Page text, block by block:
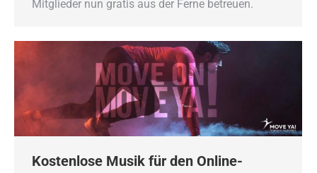
Mitglieder nun gratis aus der Ferne betreuen.
Kostenlose Musik für den Online-